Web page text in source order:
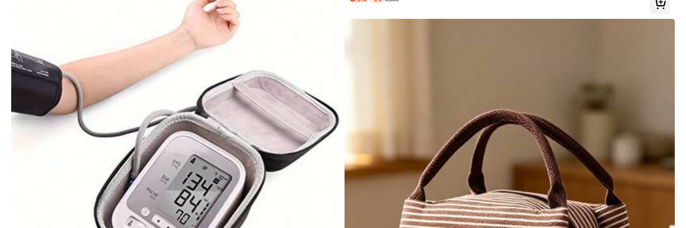
4,87
12K Suiveurs
4,87
12K Suiveurs
4,87
12K Suiveurs
12K Suiveurs
Vous Aimerez Aussi
Beauté & Santé Sports & plein air Maison Vêtements pour femmes Outils & amélioration de l'habitat
icaments inclus, sac de premiers soins, sac de rangement de médicaments, boîte de médicaments, bouteille de m
édicaments, trousse d'urgence d'hôpital, sac de rangement de médicaments, articles de voyage portables essent
iels, articles essentiels pour croisière, articles essentiels pour les vacances